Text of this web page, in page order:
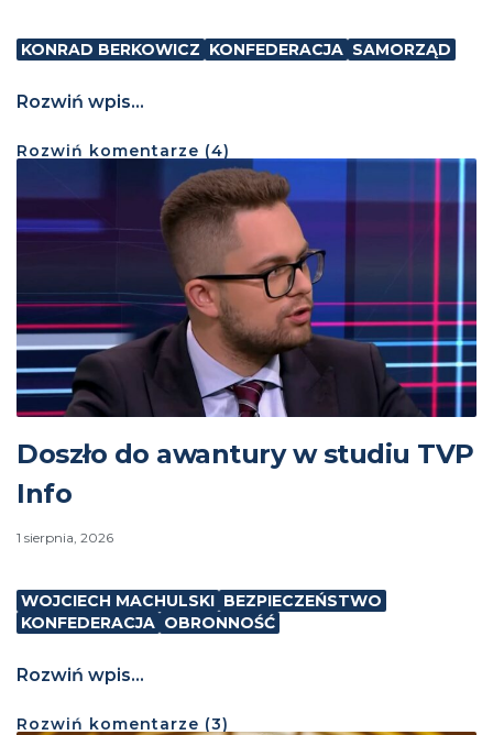
KONRAD BERKOWICZ KONFEDERACJA SAMORZĄD
Rozwiń wpis...
Rozwiń komentarze (4)
Doszło do awantury w studiu TVP
Info
1 sierpnia, 2026
WOJCIECH MACHULSKI BEZPIECZEŃSTWO
KONFEDERACJA OBRONNOŚĆ
Rozwiń wpis...
Rozwiń komentarze (3)